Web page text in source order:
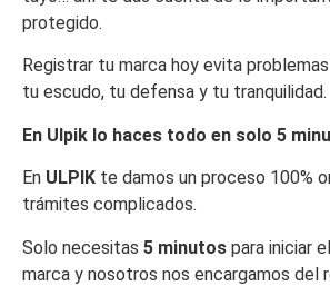
protegido.
Registrar tu marca hoy evita
tu escudo, tu defensa y tu tranquilidad.
En Ulpik lo haces todo en solo 5
En ULPIK te damos un proceso 100%
trámites complicados.
Solo necesitas 5 minutos para iniciar
marca y nosotros nos encargamos del